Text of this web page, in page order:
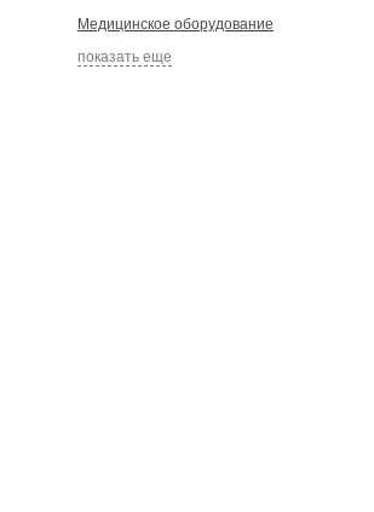
Медицинское оборудование
показать еще